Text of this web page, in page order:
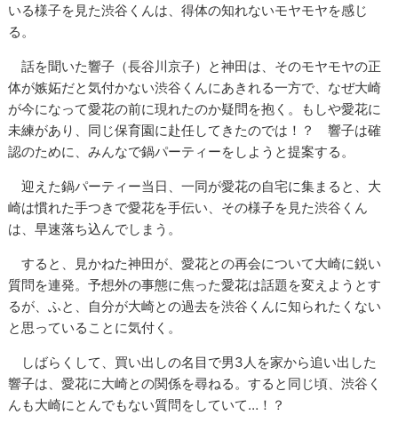
いる様子を見た渋谷くんは、得体の知れないモヤモヤを感じ
る。
話を聞いた響子（長谷川京子）と神田は、そのモヤモヤの正
体が嫉妬だと気付かない渋谷くんにあきれる一方で、なぜ大崎
が今になって愛花の前に現れたのか疑問を抱く。もしや愛花に
未練があり、同じ保育園に赴任してきたのでは！？ 響子は確
認のために、みんなで鍋パーティーをしようと提案する。
迎えた鍋パーティー当日、一同が愛花の自宅に集まると、大
崎は慣れた手つきで愛花を手伝い、その様子を見た渋谷くん
は、早速落ち込んでしまう。
すると、見かねた神田が、愛花との再会について大崎に鋭い
質問を連発。予想外の事態に焦った愛花は話題を変えようとす
るが、ふと、自分が大崎との過去を渋谷くんに知られたくない
と思っていることに気付く。
しばらくして、買い出しの名目で男3人を家から追い出した
響子は、愛花に大崎との関係を尋ねる。すると同じ頃、渋谷く
んも大崎にとんでもない質問をしていて…！？